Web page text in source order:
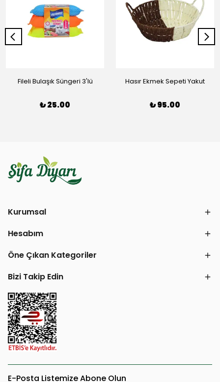
Fileli Bulaşık Süngeri 3'lü
₺ 25.00
Hasır Ekmek Sepeti Yakut
₺ 95.00
Kurumsal
Hesabım
Öne Çıkan Kategoriler
Bizi Takip Edin
E-Posta Listemize Abone Olun